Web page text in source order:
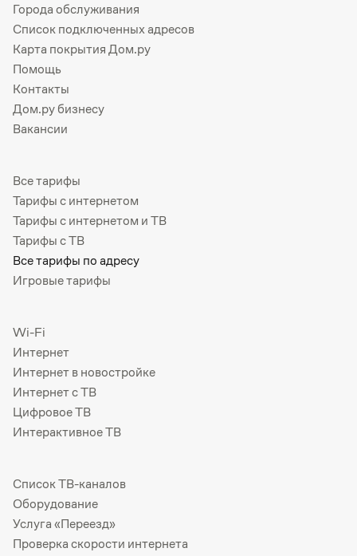
Города обслуживания
Список подключенных адресов
Карта покрытия Дом.ру
Помощь
Контакты
Дом.ру бизнесу
Вакансии
Все тарифы
Тарифы с интернетом
Тарифы с интернетом и ТВ
Тарифы с ТВ
Все тарифы по адресу
Игровые тарифы
Wi-Fi
Интернет
Интернет в новостройке
Интернет с ТВ
Цифровое ТВ
Интерактивное ТВ
Список ТВ-каналов
Оборудование
Услуга «Переезд»
Проверка скорости интернета